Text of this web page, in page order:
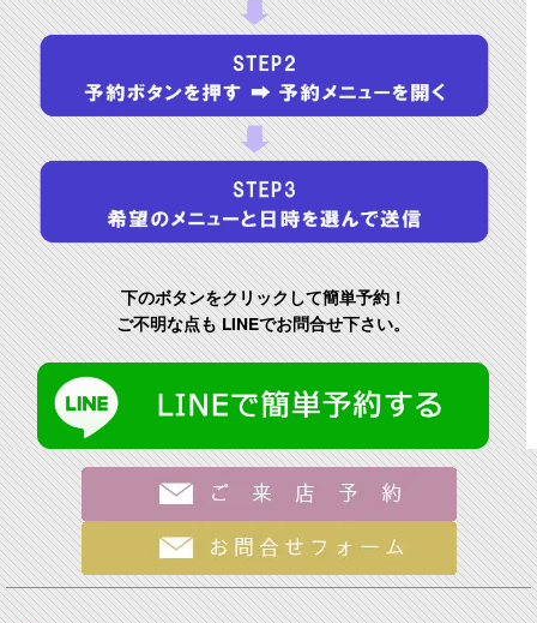
下のボタンをクリックして簡単予約！
ご不明な点も LINEでお問合せ下さい。